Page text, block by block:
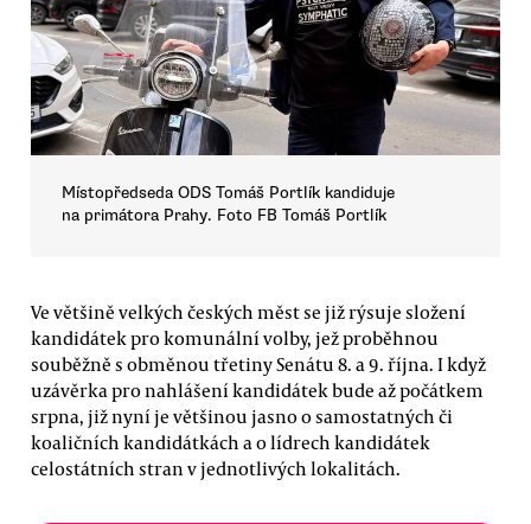
Místopředseda ODS Tomáš Portlík kandiduje
na primátora Prahy. Foto FB Tomáš Portlík
Ve většině velkých českých měst se již rýsuje složení
kandidátek pro komunální volby, jež proběhnou
souběžně s obměnou třetiny Senátu 8. a 9. října. I když
uzávěrka pro nahlášení kandidátek bude až počátkem
srpna, již nyní je většinou jasno o samostatných či
koaličních kandidátkách a o lídrech kandidátek
celostátních stran v jednotlivých lokalitách.